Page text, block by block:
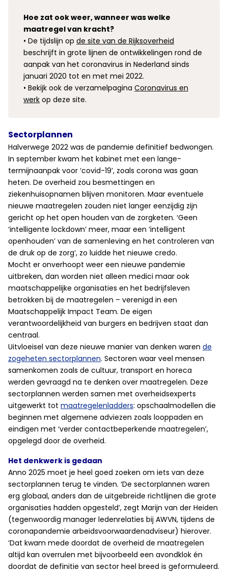
Hoe zat ook weer, wanneer was welke
maatregel van kracht?
• De tijdslijn op de site van de Rijksoverheid
beschrijft in grote lijnen de ontwikkelingen rond de
aanpak van het coronavirus in Nederland sinds
januari 2020 tot en met mei 2022.
• Bekijk ook de verzamelpagina Coronavirus en
werk op deze site.
Sectorplannen
Halverwege 2022 was de pandemie definitief bedwongen.
In september kwam het kabinet met een lange-
termijnaanpak voor ‘covid-19’, zoals corona was gaan
heten. De overheid zou besmettingen en
ziekenhuisopnamen blijven monitoren. Maar eventuele
nieuwe maatregelen zouden niet langer eenzijdig zijn
gericht op het open houden van de zorgketen. ‘Geen
‘intelligente lockdown’ meer, maar een ‘intelligent
openhouden’ van de samenleving en het controleren van
de druk op de zorg’, zo luidde het nieuwe credo.
Mocht er onverhoopt weer een nieuwe pandemie
uitbreken, dan worden niet alleen medici maar ook
maatschappelijke organisaties en het bedrijfsleven
betrokken bij de maatregelen – verenigd in een
Maatschappelijk Impact Team. De eigen
verantwoordelijkheid van burgers en bedrijven staat dan
centraal.
Uitvloeisel van deze nieuwe manier van denken waren de
zogeheten sectorplannen. Sectoren waar veel mensen
samenkomen zoals de cultuur, transport en horeca
werden gevraagd na te denken over maatregelen. Deze
sectorplannen werden samen met overheidsexperts
uitgewerkt tot maatregelenladders: opschaalmodellen die
beginnen met algemene adviezen zoals looppaden en
eindigen met ‘verder contactbeperkende maatregelen’,
opgelegd door de overheid.
Het denkwerk is gedaan
Anno 2025 moet je heel goed zoeken om iets van deze
sectorplannen terug te vinden. ‘De sectorplannen waren
erg globaal, anders dan de uitgebreide richtlijnen die grote
organisaties hadden opgesteld’, zegt Marijn van der Heiden
(tegenwoordig manager ledenrelaties bij AWVN, tijdens de
coronapandemie arbeidsvoorwaardenadviseur) hierover.
‘Dat kwam mede doordat de overheid de maatregelen
altijd kan overrulen met bijvoorbeeld een avondklok én
doordat de definitie van sector heel breed is geformuleerd.